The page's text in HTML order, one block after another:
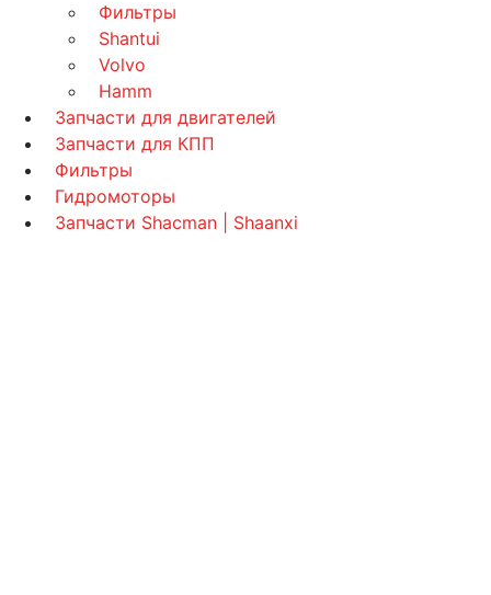
Фильтры
Shantui
Volvo
Hamm
Запчасти для двигателей
Запчасти для КПП
Фильтры
Гидромоторы
Запчасти Shacman | Shaanxi